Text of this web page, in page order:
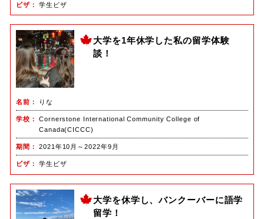
ビザ 学生ビザ
大学を1年休学した私の留学体験
談！
名前 りな
学校
Cornerstone International Community College of
Canada(CICCC)
期間 2021年10月～2022年9月
ビザ 学生ビザ
大学を休学し、バンクーバーに語学
留学！